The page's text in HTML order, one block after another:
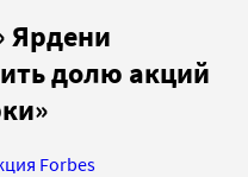
Ярдени
долю акций
Forbes